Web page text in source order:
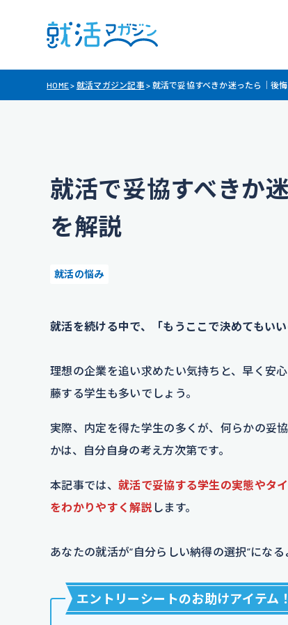
HOME> 就活マガジン記事 > 就活で妥協すべきか迷ったら｜後
就活で妥協すべきか
を解説
就活の悩み
就活を続ける中で、「もうここで決めてもい
理想の企業を追い求めたい気持ちと、早く安
藤する学生も多いでしょう。
実際、内定を得た学生の多くが、何らかの妥
かは、自分自身の考え方次第です。
本記事では、 就活で妥協する学生の実態やタ
をわかりやすく解説 します。
あなたの就活が“自分らしい納得の選択”にな
エントリーシートのお助けアイテム ！